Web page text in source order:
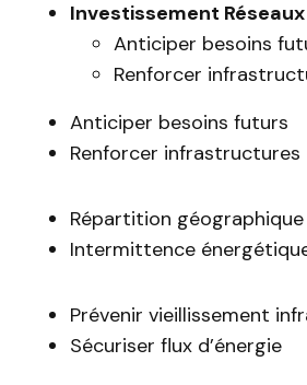
Investissement Réseaux
Anticiper besoins
Renforcer
Anticiper besoins futurs
Renforcer infrastructures
Répartition géographique
Intermittence
Prévenir vieillissement
Sécuriser flux d’énergie